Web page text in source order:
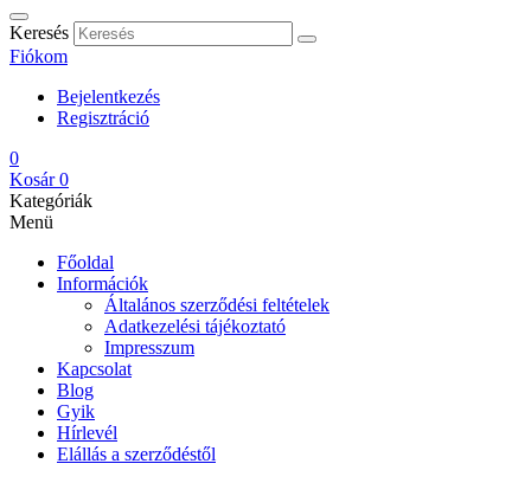
Keresés
Fiókom
Bejelentkezés
Regisztráció
0
Kosár 0
Kategóriák
Menü
Főoldal
Információk
Általános szerződési feltételek
Adatkezelési tájékoztató
Impresszum
Kapcsolat
Blog
Gyik
Hírlevél
Elállás a szerződéstől